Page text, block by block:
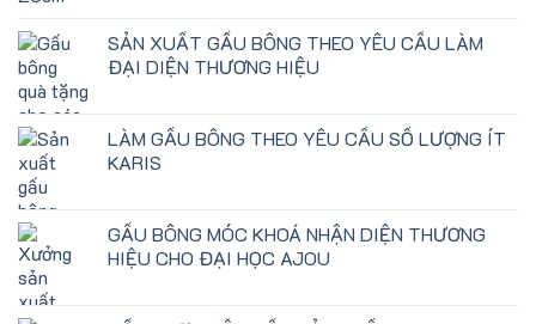
SẢN XUẤT GẤU BÔNG THEO YÊU CẦU LÀM
ĐẠI DIỆN THƯƠNG HIỆU
LÀM GẤU BÔNG THEO YÊU CẦU SỐ LƯỢNG ÍT
KARIS
GẤU BÔNG MÓC KHOÁ NHẬN DIỆN THƯƠNG
HIỆU CHO ĐẠI HỌC AJOU